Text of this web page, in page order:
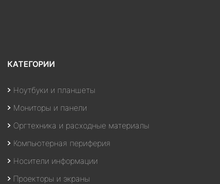
КАТЕГОРИИ
Ноутбуки и планшеты
Мониторы и панели
Оргтехника и расходные материалы
Компьютерная периферия
Носители информации
Проекторы и экраны